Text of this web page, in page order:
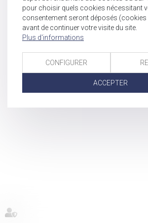
pour choisir quels cookies nécessitant
consentement seront déposés (cookies
avant de continuer votre visite du site.
Plus d'informations
CONFIGURER
ACCEPTER